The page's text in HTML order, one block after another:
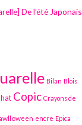
De l’été Japonais
Bilan Blois
Copic Crayons de
encre Epica